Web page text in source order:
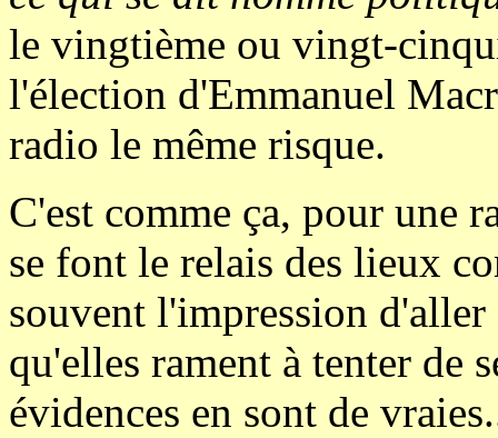
le vingtième ou vingt-
l'élection d'Emmanuel
radio le même risque.
C'est comme ça, pour une
se font le relais des lieux
souvent l'impression d'aller
qu'elles rament à tenter de
évidences en sont de